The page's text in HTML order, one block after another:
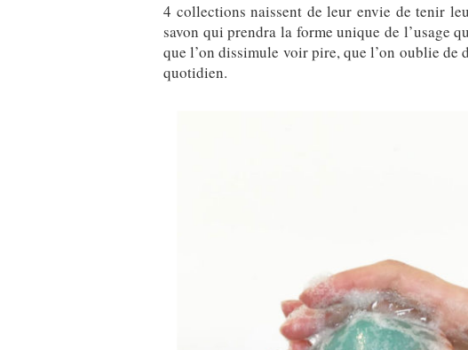
4 collections naissent de leur envie de tenir
savon qui prendra la forme unique de l’usage
que l’on dissimule voir pire, que l’on oublie
quotidien.